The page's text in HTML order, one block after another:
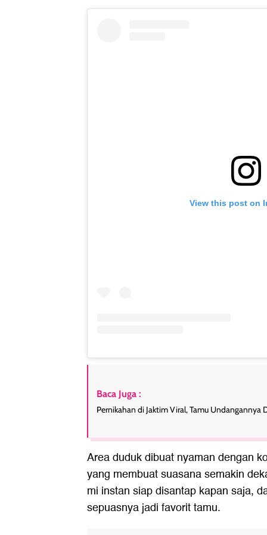
View this post on
Baca Juga :
Pernikahan di Jaktim Viral, Tamu Undangannya
Area duduk dibuat nyaman dengan
yang membuat suasana semakin
mi instan siap disantap kapan saja,
sepuasnya jadi favorit tamu.